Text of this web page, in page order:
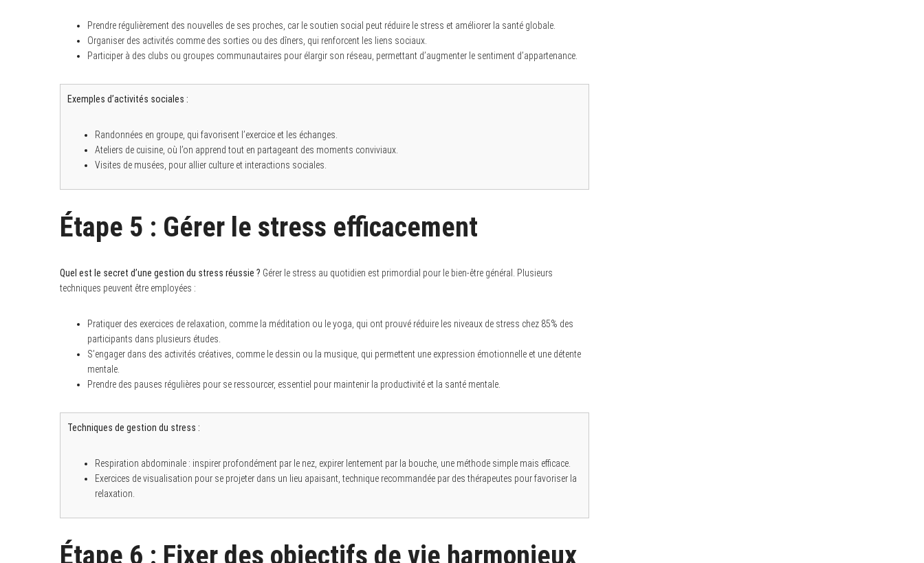
Prendre régulièrement des nouvelles de ses proches, car le soutien social peut réduire le stress et améliorer la santé globale.
Organiser des activités comme des sorties ou des dîners, qui renforcent les liens sociaux.
Participer à des clubs ou groupes communautaires pour élargir son réseau, permettant d’augmenter le sentiment d’appartenance.
Exemples d’activités sociales :
Randonnées en groupe, qui favorisent l’exercice et les échanges.
Ateliers de cuisine, où l’on apprend tout en partageant des moments conviviaux.
Visites de musées, pour allier culture et interactions sociales.
Étape 5 : Gérer le stress efficacement
Quel est le secret d’une gestion du stress réussie ? Gérer le stress au quotidien est primordial pour le bien-être général. Plusieurs
techniques peuvent être employées :
Pratiquer des exercices de relaxation, comme la méditation ou le yoga, qui ont prouvé réduire les niveaux de stress chez 85% des
participants dans plusieurs études.
S’engager dans des activités créatives, comme le dessin ou la musique, qui permettent une expression émotionnelle et une détente
mentale.
Prendre des pauses régulières pour se ressourcer, essentiel pour maintenir la productivité et la santé mentale.
Techniques de gestion du stress :
Respiration abdominale : inspirer profondément par le nez, expirer lentement par la bouche, une méthode simple mais efficace.
Exercices de visualisation pour se projeter dans un lieu apaisant, technique recommandée par des thérapeutes pour favoriser la
relaxation.
Étape 6 : Fixer des objectifs de vie harmonieux